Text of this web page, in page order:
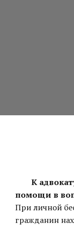
К
помощи в
При личной
гражданин